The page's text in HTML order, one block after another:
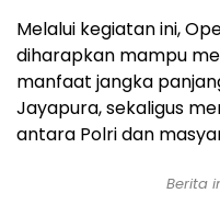
Melalui kegiatan ini,
diharapkan mampu
manfaat jangka
Jayapura, sekaligus
antara Polri dan
Berita